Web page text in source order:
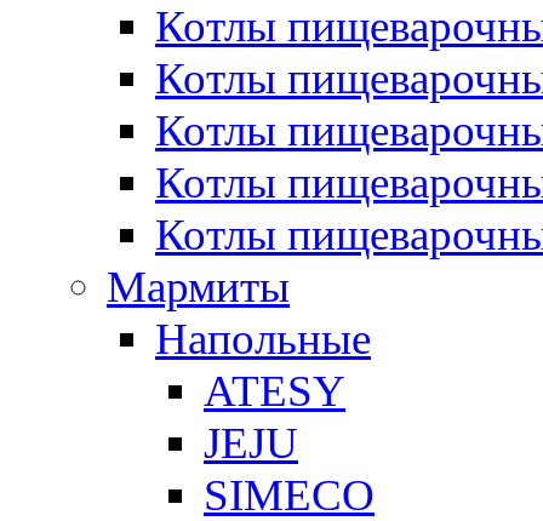
Котлы
Котлы
Котлы
Котлы
Котлы
Мармиты
Напольные
ATESY
JEJU
SIMECO